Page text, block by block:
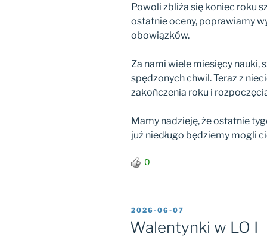
Powoli zbliża się koniec roku
ostatnie oceny, poprawiamy
obowiązków.
Za nami wiele miesięcy nauki,
spędzonych chwil. Teraz z
zakończenia roku i
Mamy nadzieję, że ostatnie
już niedługo będziemy mogli
0
OPUBLIKOWANE
2026-06-07
Walentynki w LO I